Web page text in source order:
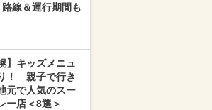
線＆運行期間も
】キッズメニュ
！ 親子で行き
元で人気のスー
ー店＜8選＞